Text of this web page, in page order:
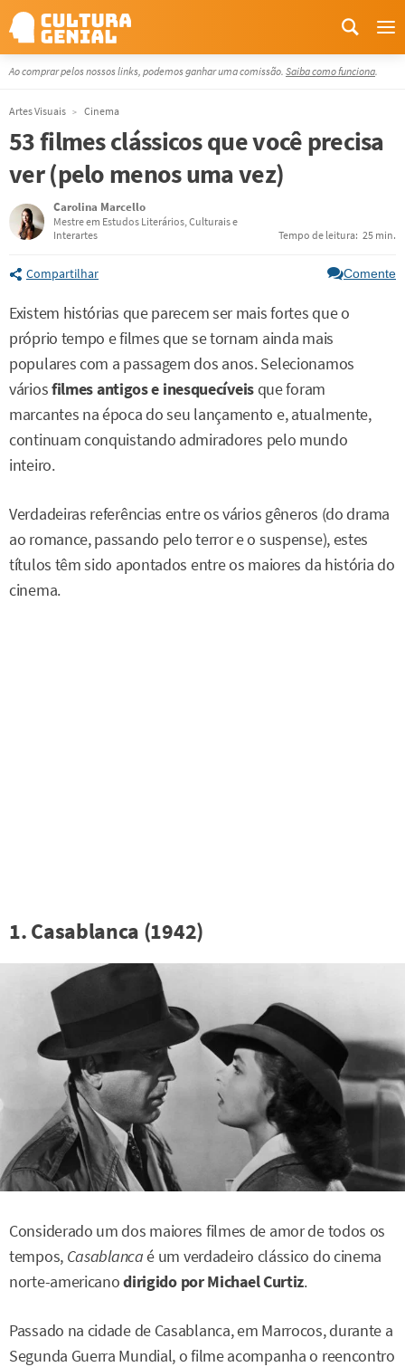
Ao comprar pelos nossos links, podemos ganhar uma comissão. Saiba como funciona.
Artes Visuais Cinema
53 filmes clássicos que você precisa
ver (pelo menos uma vez)
Carolina Marcello
Mestre em Estudos Literários, Culturais e
Interartes
Tempo de leitura: 25 min.
Compartilhar Comente
Existem histórias que parecem ser mais fortes que o
próprio tempo e filmes que se tornam ainda mais
populares com a passagem dos anos. Selecionamos
váriosfilmes antigos e inesquecíveisque foram
marcantes na época do seu lançamento e, atualmente,
continuam conquistando admiradores pelo mundo
inteiro.
Verdadeiras referências entre os vários gêneros (do drama
ao romance, passando pelo terror e o suspense), estes
títulos têm sido apontados entre os maiores da história do
cinema.
1. Casablanca (1942)
Considerado um dos maiores filmes de amor de todos os
tempos, Casablancaé um verdadeiro clássico do cinema
norte-americanodirigido por Michael Curtiz.
Passado na cidade de Casablanca, em Marrocos, durante a
Segunda Guerra Mundial, o filme acompanha o reencontro